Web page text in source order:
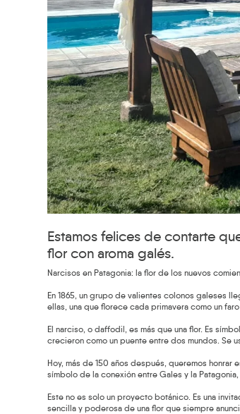
Estamos felices de contarte
flor con aroma galés.
Narcisos en Patagonia: la flor de los nuevos
En 1865, un grupo de valientes colonos galeses
ellas, una que florece cada primavera como un
El narciso, o daffodil, es más que una flor. Es
crecieron como un puente entre dos mundos. Se
Hoy, más de 150 años después, queremos honrar
símbolo de la conexión entre Gales y la
Este no es solo un proyecto botánico. Es una
sencilla y poderosa de una flor que siempre